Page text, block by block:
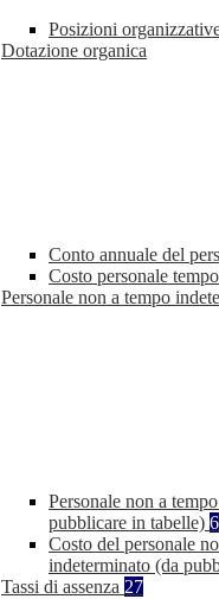
Posizioni
Dotazione organica
Conto annuale del
Costo personale
Personale non a tempo
Personale non a
pubblicare in tabelle) 6
Costo del personale
indeterminato (da
Tassi di assenza 27